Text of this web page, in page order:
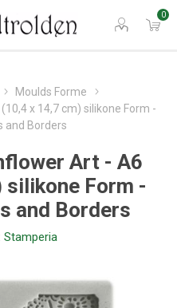
0
Moulds Forme
x 14,7 cm) silikone Form -
and Borders
Art - A6
silikone Form -
and Borders
Stamperia